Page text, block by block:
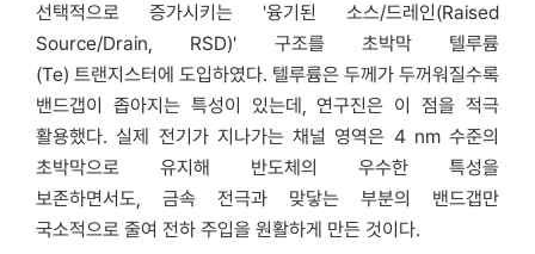
선택적으로 증가시키는 '융기된 소스/드레인(Raised
Source/Drain, RSD)' 구조를 초박막 텔루륨
(Te) 트랜지스터에 도입하였다. 텔루륨은 두께가 두꺼워질수록
밴드갭이 좁아지는 특성이 있는데, 연구진은 이 점을 적극
활용했다. 실제 전기가 지나가는 채널 영역은 4 nm 수준의
초박막으로 유지해 반도체의 우수한 특성을
보존하면서도, 금속 전극과 맞닿는 부분의 밴드갭만
국소적으로 줄여 전하 주입을 원활하게 만든 것이다.